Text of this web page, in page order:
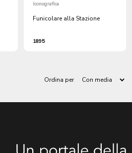
Iconografica
Funicolare alla Stazione
1895
Ordina per